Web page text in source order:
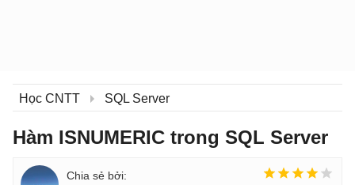
Học CNTT SQL Server
Hàm ISNUMERIC trong SQL Server